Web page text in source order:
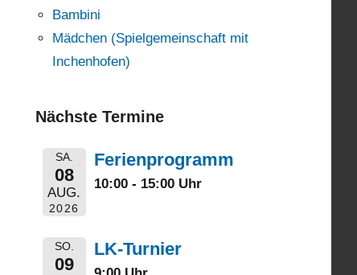
Bambini
Mädchen (Spielgemeinschaft mit
Inchenhofen)
Nächste Termine
SA.
08
AUG.
2026
Ferienprogramm
10:00 - 15:00 Uhr
SO.
09
LK-Turnier